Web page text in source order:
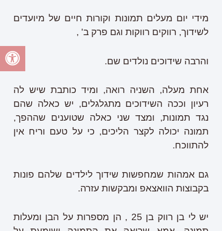
מידי יום מעלים תמונות וקורות חיים של מיועדים
לשידוך, רווקים רווקות וגם פרק ב' ,
והרבה שידוכים נולדים שם.
אחת מעלה, השניה רואה, ומיד כותבת שיש לה
רעיון וככה השידוכים מתגלגלים, יש כאלה שהם
נגד תמונות, ומצד שני כאלה שטוענים שההפך,
תמונה יכולה לקצר הליכים, כי על טעם וריח אין
להתווכח.
גם אמהות שמחפשות שידוך לילדים שלהם פונות
בקבוצות הוואצאפ ומבקשות עזרה.
יש לי בן רווק בן 25 , הן מספרות על הבן ומעלות